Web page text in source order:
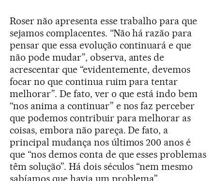
Roser não apresenta esse trabalho para que
sejamos complacentes. “Não há razão para
pensar que essa evolução continuará e que
não pode mudar”, observa, antes de
acrescentar que “evidentemente, devemos
focar no que continua ruim para tentar
melhorar”. De fato, ver o que está indo bem
“nos anima a continuar” e nos faz perceber
que podemos contribuir para melhorar as
coisas, embora não pareça. De fato, a
principal mudança nos últimos 200 anos é
que “nos demos conta de que esses problemas
têm solução”. Há dois séculos “nem mesmo